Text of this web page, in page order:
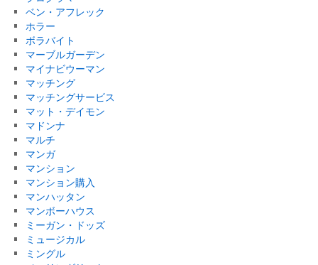
ベン・アフレック
ホラー
ボラバイト
マーブルガーデン
マイナビウーマン
マッチング
マッチングサービス
マット・デイモン
マドンナ
マルチ
マンガ
マンション
マンション購入
マンハッタン
マンボーハウス
ミーガン・ドッズ
ミュージカル
ミングル